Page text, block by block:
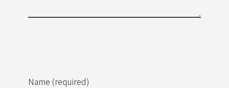
Name (required)